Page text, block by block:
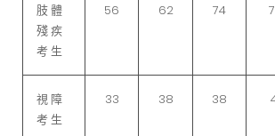
肢 體
殘 疾
考 生
56 62 74
視 障
考 生
33 38 38